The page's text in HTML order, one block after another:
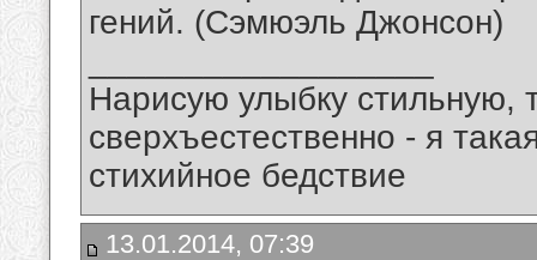
гений. (Сэмюэль Джонсон)
Нарисую улыбку стильную,
сверхъестественно - я
стихийное бедствие
13.01.2014, 07:39